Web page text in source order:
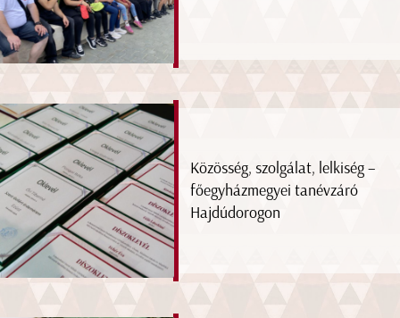
Közösség, szolgálat, lelkiség –
főegyházmegyei tanévzáró
Hajdúdorogon